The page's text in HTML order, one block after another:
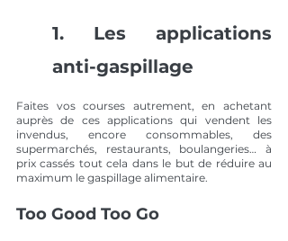
1. Les applications
anti-gaspillage
Faites vos courses autrement, en achetant
auprès de ces applications qui vendent les
invendus, encore consommables, des
supermarchés, restaurants, boulangeries… à
prix cassés tout cela dans le but de réduire au
maximum le gaspillage alimentaire.
Too Good Too Go